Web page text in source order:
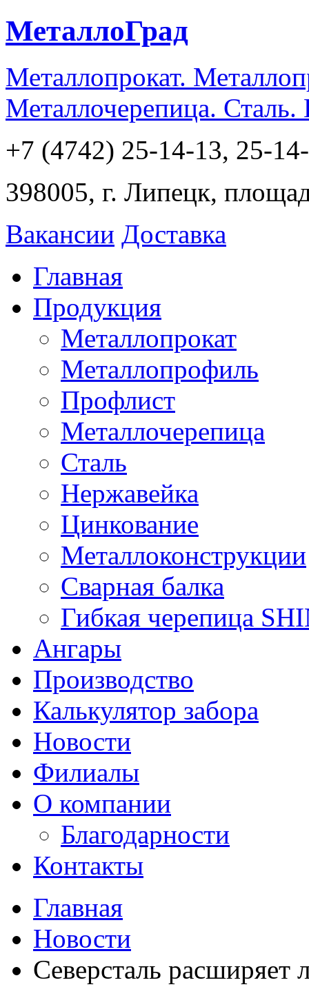
МеталлоГрад
Металлопрокат.
Металлочерепица.
+7 (4742) 25-14-13, 25-
398005, г. Липецк,
Вакансии Доставка
Главная
Продукция
Металлопрокат
Металлопрофиль
Профлист
Металлочерепица
Сталь
Нержавейка
Цинкование
Металлоконструкции
Сварная балка
Гибкая черепица
Ангары
Производство
Калькулятор забора
Новости
Филиалы
О компании
Благодарности
Контакты
Главная
Новости
Северсталь расширяет